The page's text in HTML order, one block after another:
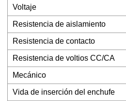
Voltaje
Resistencia de aislamiento
Resistencia de contacto
Resistencia de voltios CC/CA
Mecánico
Vida de inserción del enchufe